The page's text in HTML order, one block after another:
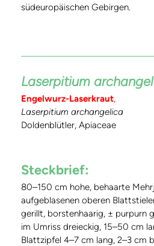
südeuropäischen Gebirgen.
Laserpitium
Engelwurz-Laserkraut,
Laserpitium archangelica
Doldenblütler, Apiaceae
Steckbrief:
80–150 cm hohe, behaarte
aufgeblasenen oberen
gerillt, borstenhaarig, ± purpurn
im Umriss dreieckig, 15–50 cm
Blattzipfel 4–7 cm lang, 2–3 cm